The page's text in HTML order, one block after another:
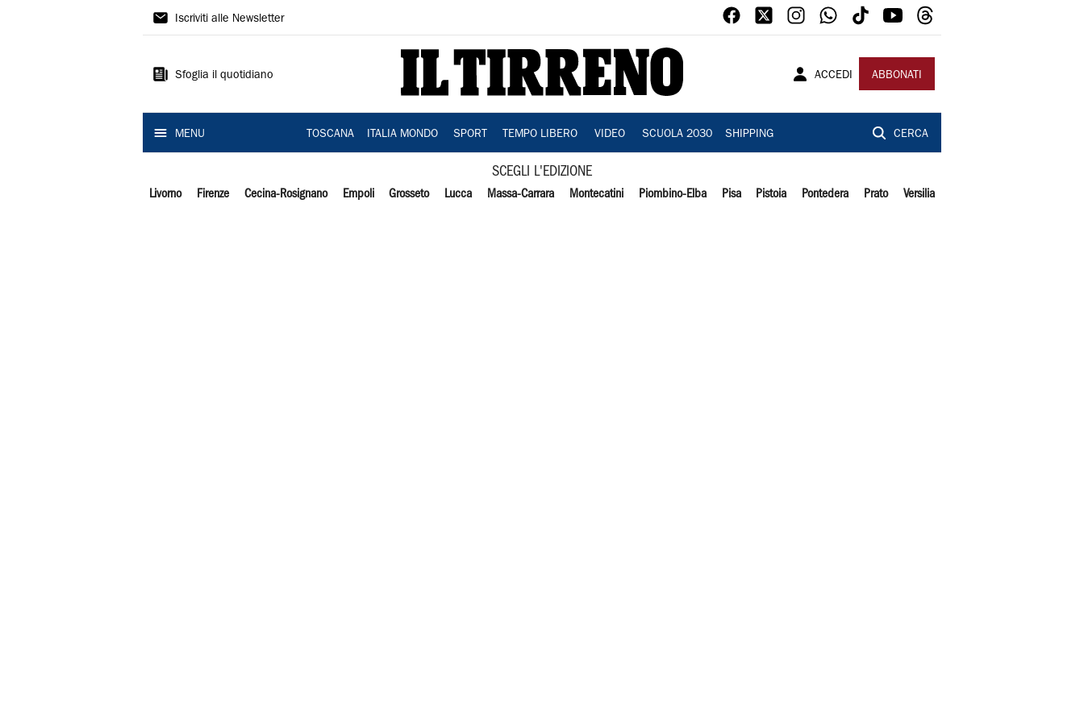
Il
Iscriviti alle Newsletter
Sfoglia il quotidiano ACCEDI ABBONATI
MENU TOSCANA ITALIA MONDO SPORT TEMPO LIBERO VIDEO SCUOLA 2030 SHIPPING CERCA
SCEGLI L'EDIZIONE
Livorno Firenze Cecina-Rosignano Empoli Grosseto Lucca Massa-Carrara Montecatini Piombino-Elba Pisa Pistoia Pontedera Prato Versilia